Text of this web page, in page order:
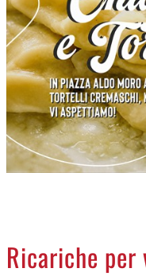
Ricariche